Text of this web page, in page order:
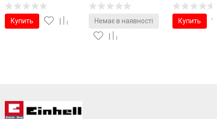
Купить Немає в наявності Купить